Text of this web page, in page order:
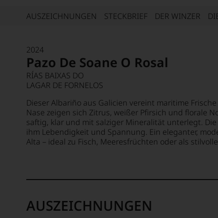
AUSZEICHNUNGEN STECKBRIEF DER WINZER
2024
Pazo De Soane O Rosal
RÍAS BAIXAS DO
LAGAR DE FORNELOS
Dieser Albariño aus Galicien vereint maritime
Nase zeigen sich Zitrus, weißer Pfirsich und florale
saftig, klar und mit salziger Mineralität unterlegt.
ihm Lebendigkeit und Spannung. Ein eleganter,
Alta – ideal zu Fisch, Meeresfrüchten oder als
AUSZEICHNUNGEN